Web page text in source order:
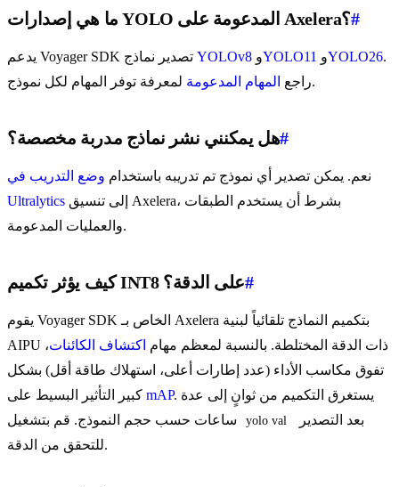
ما هي إصدارات YOLO المدعومة على Axelera؟#
YOLOv8 وYOLO11 وYOLO26.
راجع المهام المدعومة لمعرفة توفر المهام لكل نموذج.
هل يمكنني نشر نماذج مدربة مخصصة؟#
نعم. يمكن تصدير أي نموذج تم تدريبه باستخدام وضع التدريب في
Ultralytics
والعمليات المدعومة.
كيف يؤثر تكميم INT8 على الدقة؟#
يقوم Voyager SDK الخاص بـ Axelera بتكميم النماذج تلقائياً لبنية
AIPU ذات الدقة المختلطة. بالنسبة لمعظم مهام اكتشاف الكائنات،
تفوق مكاسب الأداء (عدد إطارات أعلى، استهلاك طاقة أقل) بشكل
mAP. يستغرق التكميم من ثوانٍ إلى عدة
yolo val
للتحقق من الدقة.